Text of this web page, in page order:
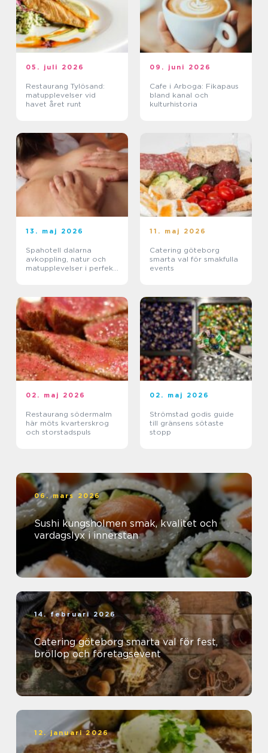
05. juli 2026
Restaurang Tylösand:
matupplevelser vid
havet året runt
09. juni 2026
Cafe i Arboga: Fikapaus
bland kanal och
kulturhistoria
13. maj 2026
Spahotell dalarna
avkoppling, natur och
matupplevelser i perfekt
11. maj 2026
Catering göteborg
smarta val för smakfulla
events
02. maj 2026
Restaurang södermalm
här möts kvarterskrog
och storstadspuls
02. maj 2026
Strömstad godis guide
till gränsens sötaste
stopp
06. mars 2026
Sushi kungsholmen smak, kvalitet och
vardagslyx i innerstan
14. februari 2026
Catering göteborg smarta val för fest,
bröllop och företagsevent
12. januari 2026